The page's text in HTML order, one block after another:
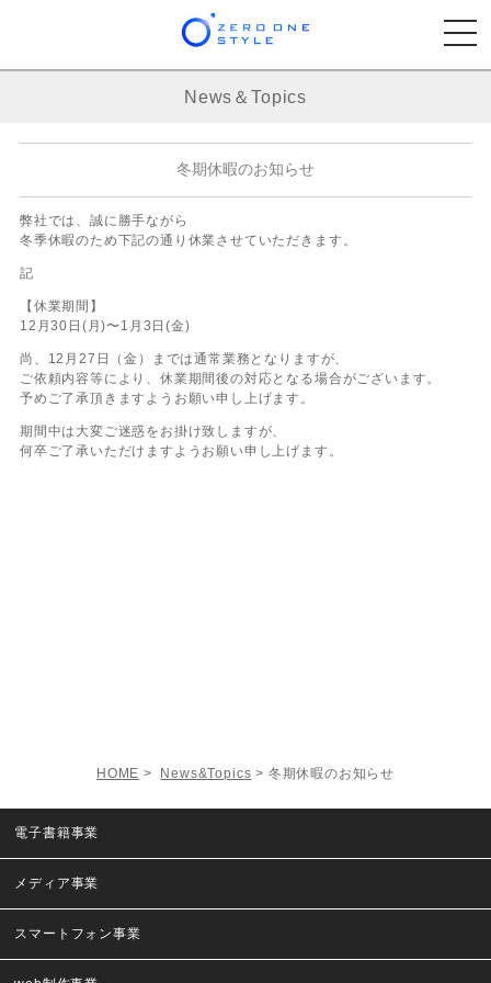
News＆Topics
冬期休暇のお知らせ
弊社では、誠に勝手ながら
冬季休暇のため下記の通り休業させていただきます。
記
【休業期間】
12月30日(月)〜1月3日(金)
尚、12月27日（金）までは通常業務となりますが、
ご依頼内容等により、休業期間後の対応となる場合がございます。
予めご了承頂きますようお願い申し上げます。
期間中は大変ご迷惑をお掛け致しますが、
何卒ご了承いただけますようお願い申し上げます。
HOME > News&Topics > 冬期休暇のお知らせ
電子書籍事業
メディア事業
スマートフォン事業